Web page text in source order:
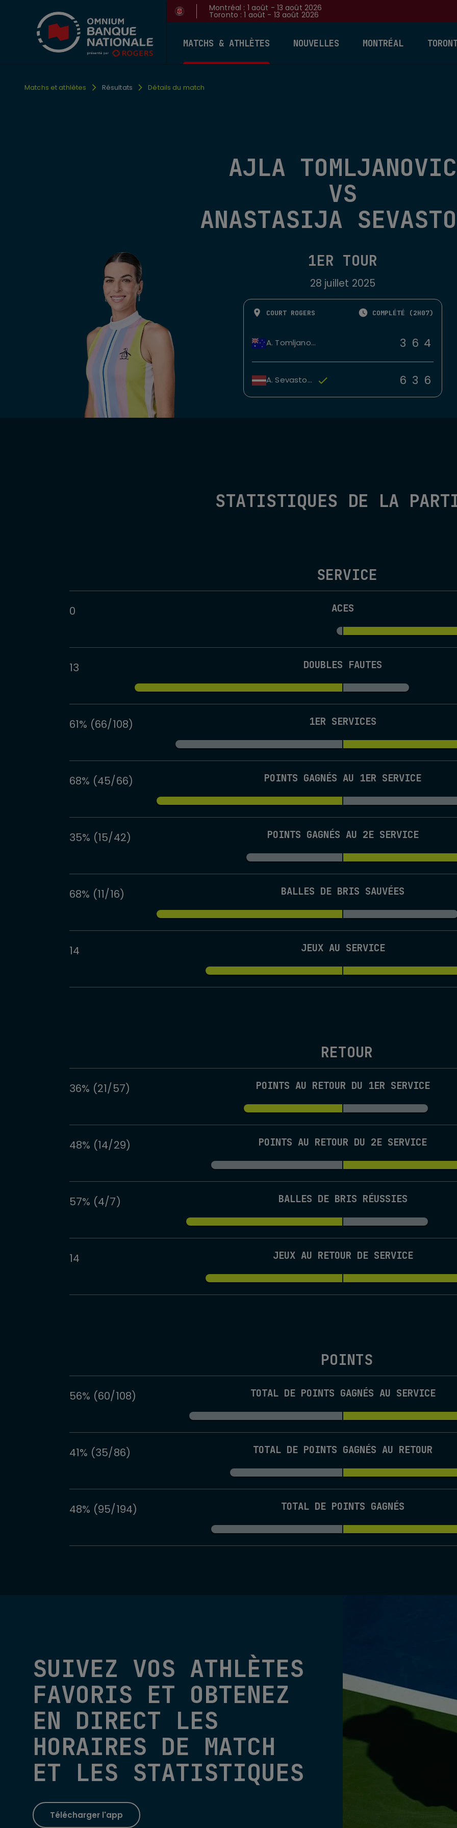
Montréal : 1 août - 13 août 2026
Toronto : 1 août - 13 août 2026
MATCHS & ATHLÈTES NOUVELLES MONTRÉAL
Matchs et athlètes Résultats Détails du match
AJLA TOMLJANOVIC
VS
ANASTASIJA
1ER TOUR
28 juillet 2025
COURT ROGERS COMPLÉTÉ (2H07)
A. Tomljanovic 3 6 4
A. Sevastova 6 3 6
STATISTIQUES DE LA
SERVICE
ACES
0
DOUBLES FAUTES
13
1ER SERVICES
61% (66/108)
POINTS GAGNÉS AU 1ER SERVICE
68% (45/66)
POINTS GAGNÉS AU 2E SERVICE
35% (15/42)
BALLES DE BRIS SAUVÉES
68% (11/16)
JEUX AU SERVICE
14
RETOUR
POINTS AU RETOUR DU 1ER SERVICE
36% (21/57)
POINTS AU RETOUR DU 2E SERVICE
48% (14/29)
BALLES DE BRIS RÉUSSIES
57% (4/7)
JEUX AU RETOUR DE SERVICE
14
POINTS
TOTAL DE POINTS GAGNÉS AU SERVICE
56% (60/108)
TOTAL DE POINTS GAGNÉS AU RETOUR
41% (35/86)
TOTAL DE POINTS GAGNÉS
48% (95/194)
SUIVEZ VOS ATHLÈTES
FAVORIS ET OBTENEZ
EN DIRECT LES
HORAIRES DE MATCH
ET LES STATISTIQUES
Télécharger l'app